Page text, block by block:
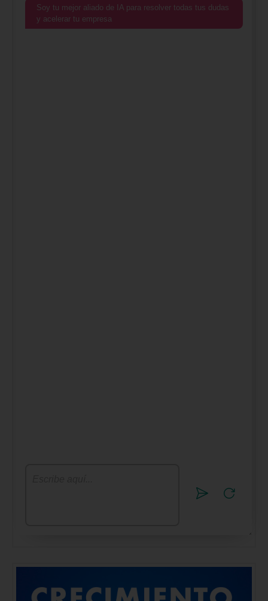
Soy tu mejor aliado de IA para resolver todas tus dudas
y acelerar tu empresa